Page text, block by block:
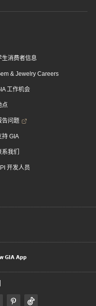
生消费者信息
& Jewelry Careers
工作机会
点
告问题
持 GIA
系我们
开发人员
GIA App